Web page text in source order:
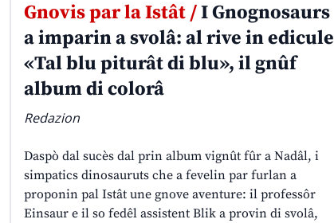
Gnovis par la Istât /I Gnognosaurs
a imparin a svolâ: al rive in edicule
«Tal blu piturât di blu», il gnûf
album di colorâ
Redazion
Daspò dal sucès dal prin album vignût fûr a Nadâl, i
simpatics dinosauruts che a fevelin par furlan a
proponin pal Istât une gnove aventure: il professôr
Einsaur e il so fedêl assistent Blik a provin di svolâ,